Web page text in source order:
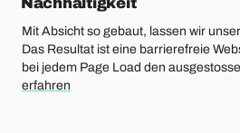
Mit Absicht so gebaut, lassen wir
Das Resultat ist eine barrierefreie
bei jedem Page Load den
erfahren